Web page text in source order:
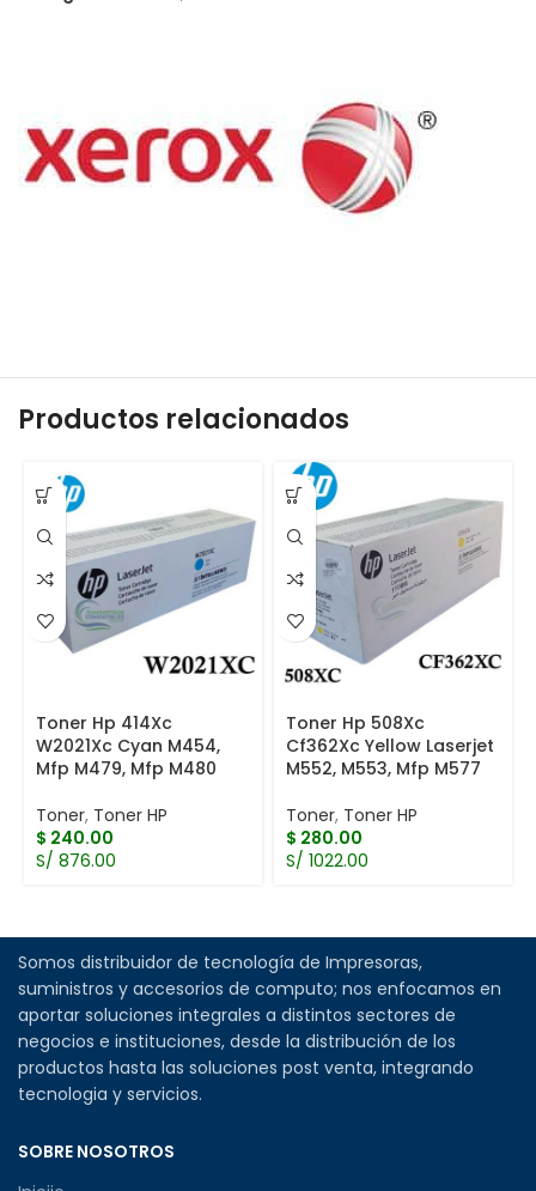
Productos relacionados
Toner Hp 414Xc
W2021Xc Cyan M454,
Mfp M479, Mfp M480
Toner, Toner HP
$ 240.00
S/ 876.00
Toner Hp 508Xc
Cf362Xc Yellow Laserjet
M552, M553, Mfp M577
Toner, Toner HP
$ 280.00
S/ 1022.00
Somos distribuidor de tecnología de Impresoras,
suministros y accesorios de computo; nos enfocamos en
aportar soluciones integrales a distintos sectores de
negocios e instituciones, desde la distribución de los
productos hasta las soluciones post venta, integrando
tecnologia y servicios.
SOBRE NOSOTROS